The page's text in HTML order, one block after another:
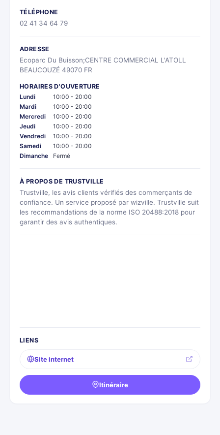
TÉLÉPHONE
02 41 34 64 79
ADRESSE
Ecoparc Du Buisson;CENTRE COMMERCIAL L'ATOLL
BEAUCOUZÉ 49070 FR
HORAIRES D'OUVERTURE
Lundi
10:00 - 20:00
Mardi
10:00 - 20:00
Mercredi
10:00 - 20:00
Jeudi
10:00 - 20:00
Vendredi
10:00 - 20:00
Samedi
10:00 - 20:00
Dimanche
Fermé
À PROPOS DE TRUSTVILLE
Trustville, les avis clients vérifiés des commerçants de
confiance. Un service proposé par wizville. Trustville suit
les recommandations de la norme ISO 20488:2018 pour
garantir des avis authentiques.
LIENS
Site internet
Itinéraire